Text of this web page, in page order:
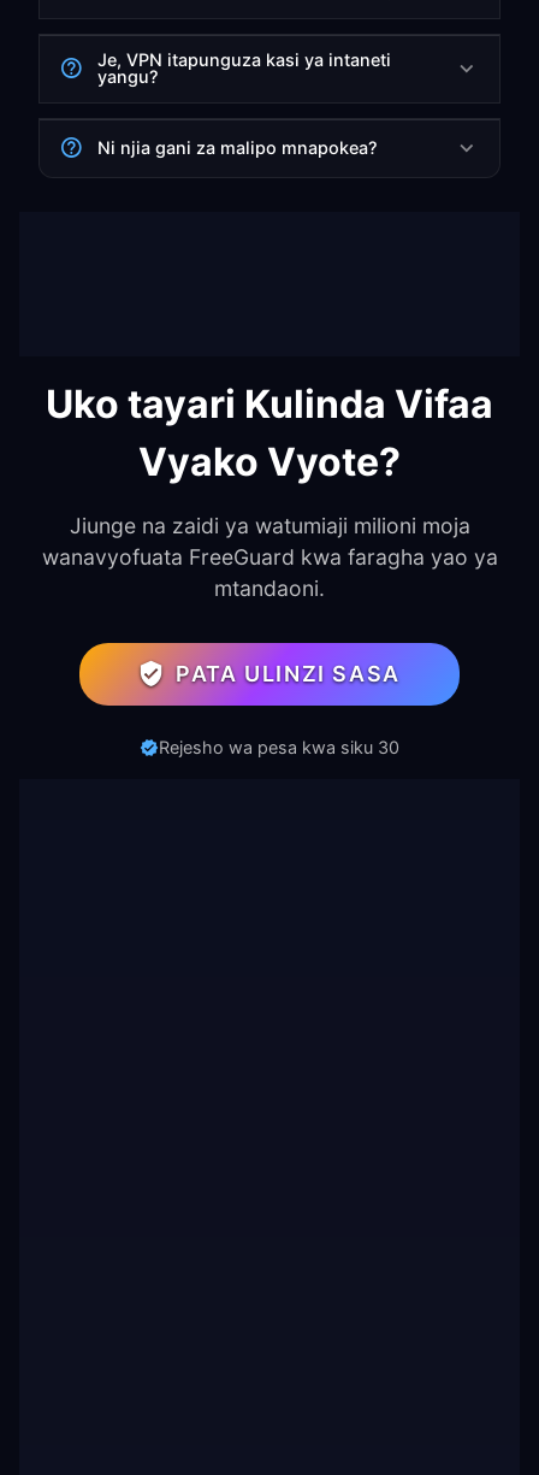
Je, VPN itapunguza kasi ya intaneti
yangu?
Ni njia gani za malipo mnapokea?
Uko tayari Kulinda Vifaa
Vyako Vyote?
Jiunge na zaidi ya watumiaji milioni moja
wanavyofuata FreeGuard kwa faragha yao ya
mtandaoni.
PATA ULINZI SASA
Rejesho wa pesa kwa siku 30